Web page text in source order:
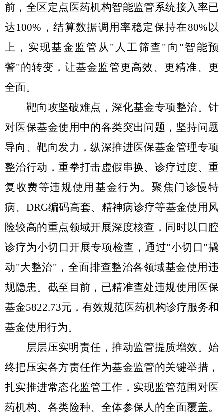
前，全区定点医药机构智能监管系统接入率已
达100%，结算数据调用率稳定保持在80%以
上，实现基金监管从"人工筛查"向"智能预
警"的转变，让基金监管更高效、更精准、更
全面。
靶向攻坚破难点，深化基金专项整治。针
对医保基金使用中的各类突出问题，坚持问题
导向、靶向发力，纵深推进医保基金管理专项
整治行动，重拳打击虚假串换、诊疗过度、重
复收费等违规使用基金行为。聚焦门诊慢特
病、 DRG编码高套、精神病诊疗等基金使用风
险较高的重点领域开展深度核查，同时以口腔
诊疗为小切口开展专项检查，通过"小切口"撬
动"大整治"，全面排查整治各领域基金使用违
规隐患。截至目前，已精准查处违规使用医保
基金5822.73元，有效规范医药机构诊疗服务和
基金使用行为。
层层压实明责任，推动监管提质增效。始
终把压实各方责任作为基金监管的关键举措，
扎实推进常态化监管工作，实现监管范围对医
药机构、各类险种、全体参保人的全面覆盖。